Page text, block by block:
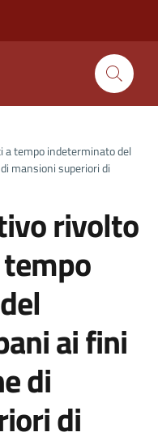
a tempo indeterminato del
mansioni superiori di
rivolto
ai fini
di
di